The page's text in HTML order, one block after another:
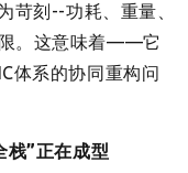
苛刻--功耗、重量、
。这意味着——它
体系的协同重构问
栈”正在成型